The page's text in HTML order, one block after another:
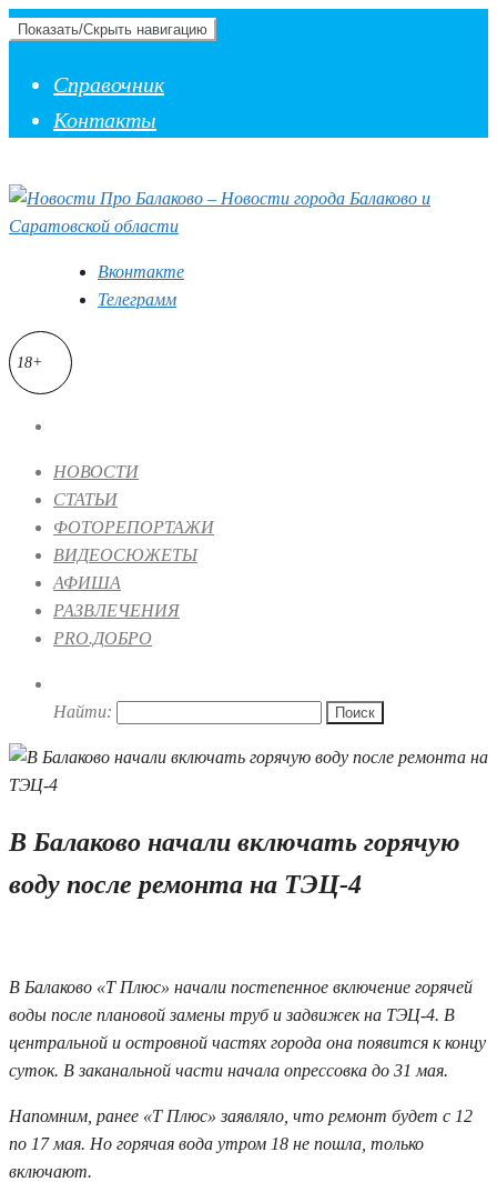
Показать/Скрыть навигацию
Справочник
Контакты
Вконтакте
Телеграмм
18+
НОВОСТИ
СТАТЬИ
ФОТОРЕПОРТАЖИ
ВИДЕОСЮЖЕТЫ
АФИША
РАЗВЛЕЧЕНИЯ
PRO.ДОБРО
Найти:
В Балаково начали включать горячую
воду после ремонта на ТЭЦ-4
В Балаково «Т Плюс» начали постепенное включение горячей
воды после плановой замены труб и задвижек на ТЭЦ-4. В
центральной и островной частях города она появится к концу
суток. В заканальной части начала опрессовка до 31 мая.
Напомним, ранее «Т Плюс» заявляло, что ремонт будет с 12
по 17 мая. Но горячая вода утром 18 не пошла, только
включают.